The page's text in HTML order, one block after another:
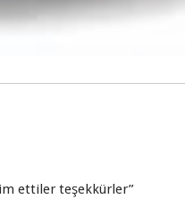
ettiler teşekkürler”